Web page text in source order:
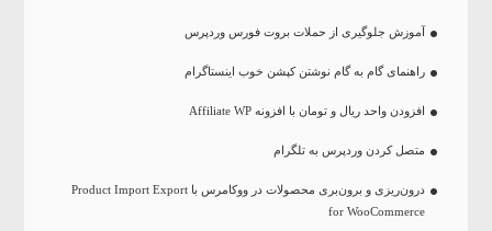
آموزش جلوگیری از حملات بروت فورس وردپرس
راهنمای گام به گام نوشتن کپشن خوب اینستاگرام
افزودن واحد ریال و تومان با افزونه Affiliate WP
متصل کردن وردپرس به تلگرام
درون‌ریزی و برون‌بری محصولات در ووکامرس با Product Import Export
for WooCommerce